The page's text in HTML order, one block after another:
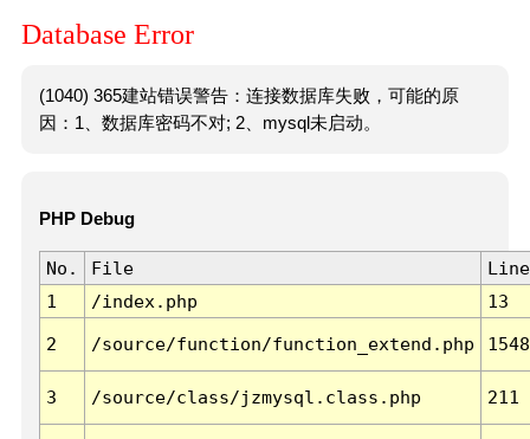
Database Error
(1040) 365建站错误警告：连接数据库失败，可能的原
因：1、数据库密码不对; 2、mysql未启动。
PHP Debug
No. File
Line
1
/index.php 13
2 /source/function/function_extend.php 1548
3 /source/class/jzmysql.class.php 211